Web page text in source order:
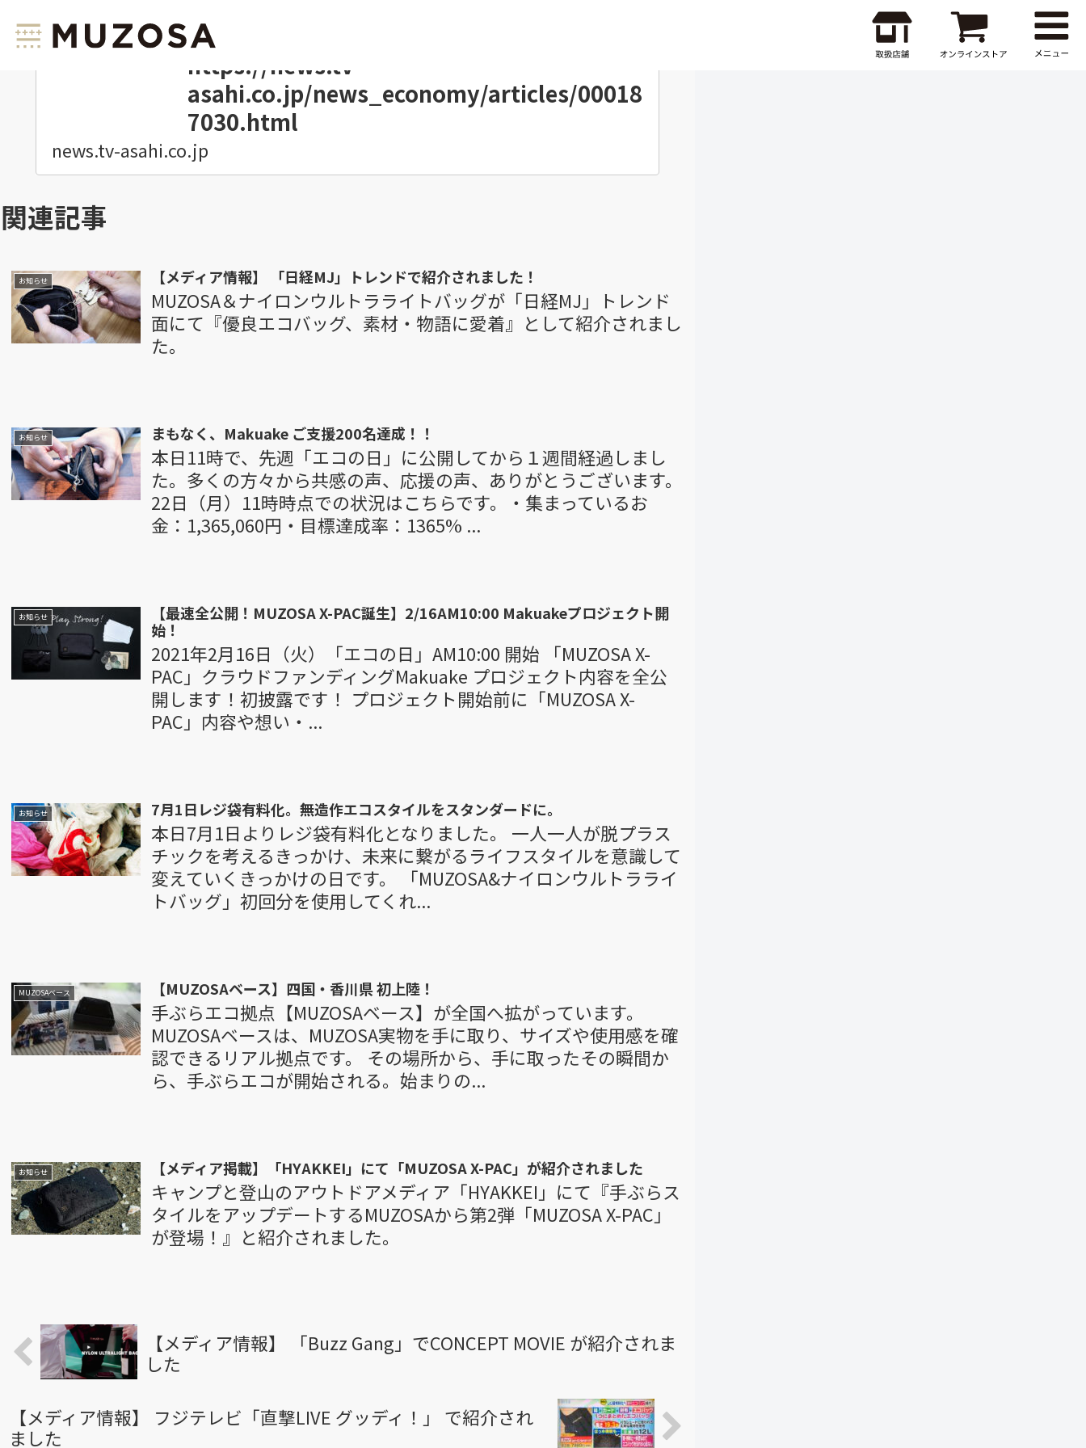
で紹介されました
https://news.tv-
asahi.co.jp/news_economy/articles/00018
7030.html
news.tv-asahi.co.jp
関連記事
お知らせ 【メディア情報】 「日経MJ」トレンドで紹介されました！
MUZOSA＆ナイロンウルトラライトバッグが「日経MJ」トレンド
面にて『優良エコバッグ、素材・物語に愛着』として紹介されまし
た。
お知らせ まもなく、Makuake ご支援200名達成！！
本日11時で、先週「エコの日」に公開してから１週間経過しまし
た。多くの方々から共感の声、応援の声、ありがとうございます。
22日（月）11時時点での状況はこちらです。・集まっているお
金：1,365,060円・目標達成率：1365% ...
お知らせ
【最速全公開！MUZOSA X-PAC誕生】2/16AM10:00 Makuakeプロジェクト開
始！
2021年2月16日（火）「エコの日」AM10:00 開始 「MUZOSA X-
PAC」クラウドファンディングMakuake プロジェクト内容を全公
開します！初披露です！ プロジェクト開始前に「MUZOSA X-
PAC」内容や想い・...
お知らせ 7月1日レジ袋有料化。無造作エコスタイルをスタンダードに。
本日7月1日よりレジ袋有料化となりました。 一人一人が脱プラス
チックを考えるきっかけ、未来に繋がるライフスタイルを意識して
変えていくきっかけの日です。 「MUZOSA&ナイロンウルトラライ
トバッグ」初回分を使用してくれ...
MUZOSAベース 【MUZOSAベース】四国・香川県 初上陸！
手ぶらエコ拠点【MUZOSAベース】が全国へ拡がっています。
MUZOSAベースは、MUZOSA実物を手に取り、サイズや使用感を確
認できるリアル拠点です。 その場所から、手に取ったその瞬間か
ら、手ぶらエコが開始される。始まりの...
お知らせ 【メディア掲載】「HYAKKEI」にて「MUZOSA X-PAC」が紹介されました
キャンプと登山のアウトドアメディア「HYAKKEI」にて『手ぶらス
タイルをアップデートするMUZOSAから第2弾「MUZOSA X-PAC」
が登場！』と紹介されました。
【メディア情報】 「Buzz Gang」でCONCEPT MOVIE が紹介されま
した
【メディア情報】 フジテレビ「直撃LIVE グッディ！」 で紹介され
ました